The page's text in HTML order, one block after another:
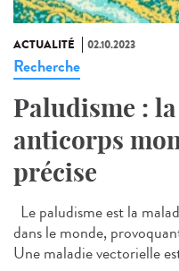
ACTUALITÉ 02.10.2023
Recherche
Paludisme :
anticorps
précise
Le paludisme est la
dans le monde,
Une maladie vectorielle